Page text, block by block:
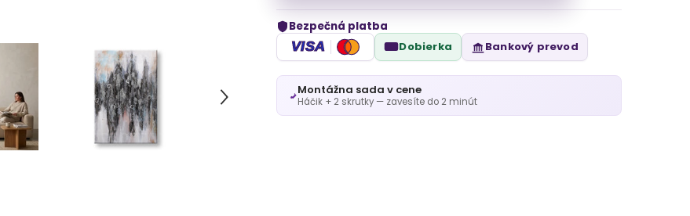
Bezpečná platba
VISA Dobierka Bankový prevod
Montážna sada v cene
Háčik + 2 skrutky — zavesíte do 2 minút